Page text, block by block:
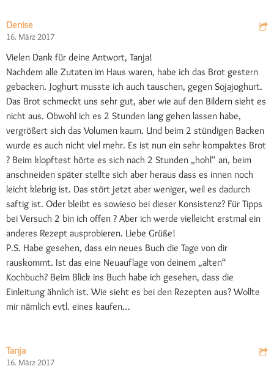
Denise
16. März 2017
Vielen Dank für deine Antwort, Tanja!
Nachdem alle Zutaten im Haus waren, habe ich das Brot gestern
gebacken. Joghurt musste ich auch tauschen, gegen Sojajoghurt.
Das Brot schmeckt uns sehr gut, aber wie auf den Bildern sieht es
nicht aus. Obwohl ich es 2 Stunden lang gehen lassen habe,
vergrößert sich das Volumen kaum. Und beim 2 stündigen Backen
wurde es auch nicht viel mehr. Es ist nun ein sehr kompaktes Brot
? Beim klopftest hörte es sich nach 2 Stunden „hohl“ an, beim
anschneiden später stellte sich aber heraus dass es innen noch
leicht klebrig ist. Das stört jetzt aber weniger, weil es dadurch
saftig ist. Oder bleibt es sowieso bei dieser Konsistenz? Für Tipps
bei Versuch 2 bin ich offen ? Aber ich werde vielleicht erstmal ein
anderes Rezept ausprobieren. Liebe Grüße!
P.S. Habe gesehen, dass ein neues Buch die Tage von dir
rauskommt. Ist das eine Neuauflage von deinem „alten“
Kochbuch? Beim Blick ins Buch habe ich gesehen, dass die
Einleitung ähnlich ist. Wie sieht es bei den Rezepten aus? Wollte
mir nämlich evtl. eines kaufen…
Tanja
16. März 2017